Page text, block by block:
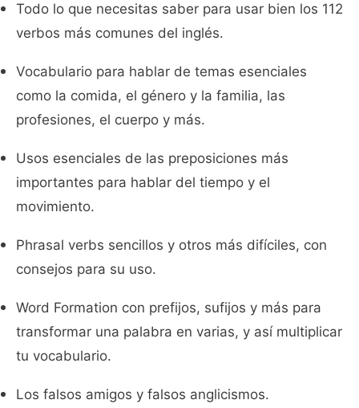
Todo lo que necesitas saber para usar bien los 112
verbos más comunes del inglés.
Vocabulario para hablar de temas esenciales
como la comida, el género y la familia, las
profesiones, el cuerpo y más.
Usos esenciales de las preposiciones más
importantes para hablar del tiempo y el
movimiento.
Phrasal verbs sencillos y otros más difíciles, con
consejos para su uso.
Word Formation con prefijos, sufijos y más para
transformar una palabra en varias, y así multiplicar
tu vocabulario.
Los falsos amigos y falsos anglicismos.